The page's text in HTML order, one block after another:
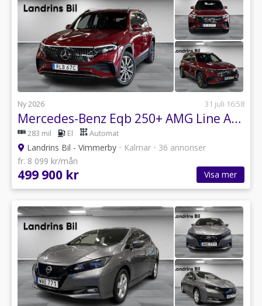
Ny 2026 31 juli 16:58
Mercedes-Benz Eqb 250+ AMG Line Advanced / 7-sits / MOMS
283 mil El Automat
Landrins Bil - Vimmerby • Kalmar • 36 annonser
fr. 8 099 kr/mån
499 900 kr Visa mer